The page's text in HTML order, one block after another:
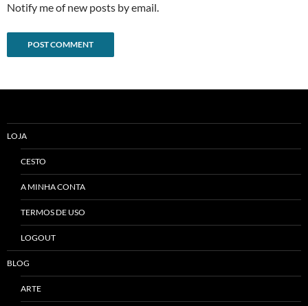
Notify me of new posts by email.
LOJA
CESTO
A MINHA CONTA
TERMOS DE USO
LOGOUT
BLOG
ARTE